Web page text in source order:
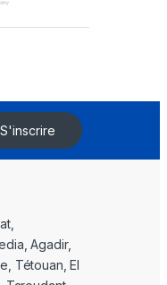
S'inscrire
Agadir,
Tétouan, El